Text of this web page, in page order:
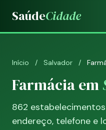
SaúdeCidade
Início / Salvador /
Farmácia em
862
endereço, telefone e